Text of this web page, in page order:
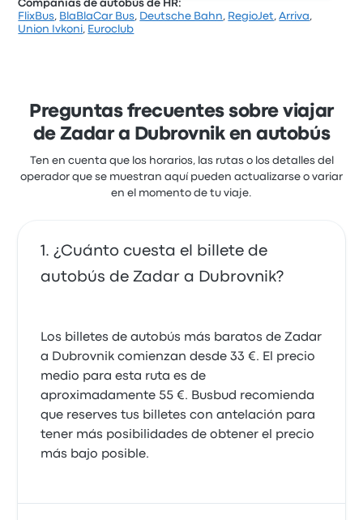
Basándose en 545 reseñas, la empresa ha obtenido
para este viaje cuestan como mínimo 42 €
Compañías de autobús de HR:
FlixBus, BlaBlaCar Bus, Deutsche Bahn, RegioJet,Arriva,
Union Ivkoni, Euroclub
Preguntas frecuentes sobre viajar
de Zadar a Dubrovnik en autobús
Ten en cuenta que los horarios, las rutas o los detalles del
operador que se muestran aquí pueden actualizarse o variar
en el momento de tu viaje.
¿Cuánto cuesta el billete de
autobús de Zadar a Dubrovnik?
Los billetes de autobús más baratos de Zadar
a Dubrovnik comienzan desde 33 €. El precio
medio para esta ruta es de
aproximadamente 55 €. Busbud recomienda
que reserves tus billetes con antelación para
tener más posibilidades de obtener el precio
más bajo posible.